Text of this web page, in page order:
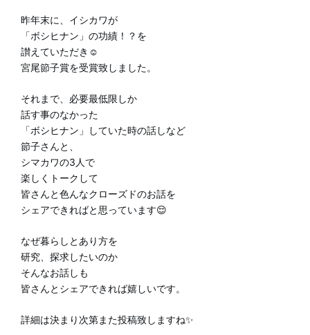
昨年末に、イシカワが
「ボシヒナン」の功績！？を
讃えていただき☺️
宮尾節子賞を受賞致しました。
それまで、必要最低限しか
話す事のなかった
「ボシヒナン」していた時の話しなど
節子さんと、
シマカワの3人で
楽しくトークして
皆さんと色んなクローズドのお話を
シェアできればと思っています😌
なぜ暮らしとあり方を
研究、探求したいのか
そんなお話しも
皆さんとシェアできれば嬉しいです。
詳細は決まり次第また投稿致しますね✨